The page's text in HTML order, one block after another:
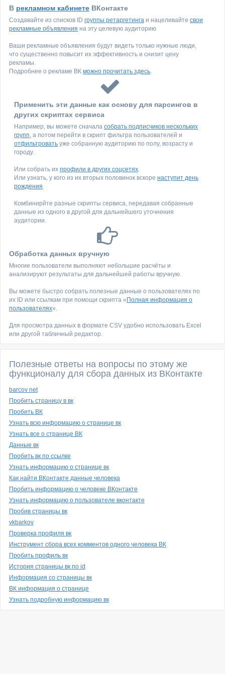
В рекламном кабинете ВКонтакте
Создавайте из списков ID группы ретаргетинга и нацеливайте свои
рекламные объявления на эту целевую аудиторию
Ваши рекламные объявления будут видеть только нужные люди,
что существенно повысит их эффективность и снизит цену
рекламы.
Подробнее о рекламе ВК можно прочитать здесь.
Применить эти данные как основу для парсингов в
других скриптах сервиса
Например, вы можете сначала собрать подписчиков нескольких
групп, а потом перейти в скрипт фильтра пользователей и
отфильтровать уже собранную аудиторию по полу, возрасту и
городу.
Или собрать их профили в других соцсетях.
Или узнать, у кого из их вторых половинок вскоре наступит день
рождения.
Комбинирйте разные скрипты сервиса, передавая собранные
данные из одного в другой для дальнейшего уточнения
аудитории.
Обработка данных вручную
Многие пользователи выполняют небольшие расчёты и
анализируют результаты для дальнейшей работы вручную.
Вы можете быстро собрать полезные данные о пользователях по
их ID или ссылкам при помощи скрипта « Полная информация о
пользователях».
Для просмотра данных в формате CSV удобно использовать Excel
или другой табличный редактор.
Полезные ответы на вопросы по этому же
функционалу для сбора данных из ВКонтакте
barcov net
Пробить страницу в вк
Пробить ВК
Узнать всю информацию о странице вк
Узнать все о странице ВК
Данные вк
Пробить вк по ссылке
Узнать информацию о странице вк
Как найти ВКонтакте данные человека
Пробить информацию о человеке ВКонтакте
Узнать информацию о пользователе вконтакте
Пробив страницы вк
vkbarkov
Проверка профиля вк
Инструмент сбора всех комментов одного человека ВК
Пробить профиль вк
История страницы вк по id
Информация со страницы вк
ВК информация о странице
Узнать подробную информацию вк